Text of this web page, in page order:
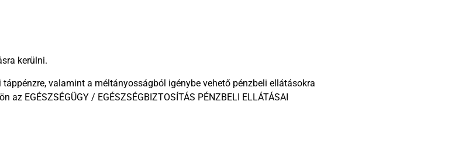
kerülni.
valamint a méltányosságból igénybe vehető pénzbeli ellátásokra
EGÉSZSÉGÜGY / EGÉSZSÉGBIZTOSÍTÁS PÉNZBELI ELLÁTÁSAI